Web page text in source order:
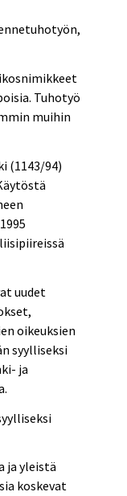
Tuhotyö
muihin
(1143/94)
uudet
oikeuksien
syylliseksi
ja
ja yleistä
koskevat